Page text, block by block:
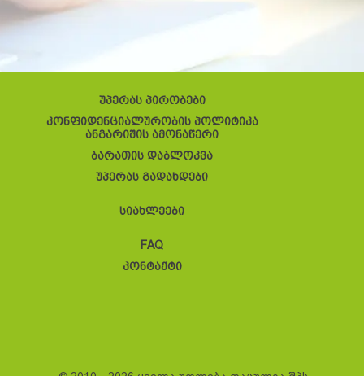
უპერას პირობები
კონფიდენციალურობის პოლიტიკა
ანგარიშის ამონაწერი
ბარათის დაბლოკვა
უპერას გადახდები
სიახლეები
FAQ
კონტაქტი